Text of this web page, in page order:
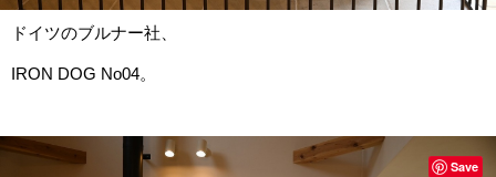
ドイツのブルナー社、
IRON DOG No04。
Save